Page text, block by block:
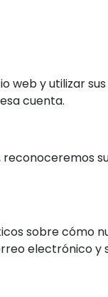
web y utilizar sus
cuenta.
reconoceremos
sobre cómo
electrónico y